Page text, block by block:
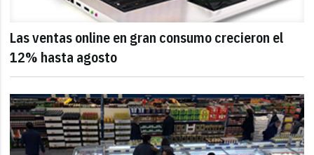
Las ventas online en gran consumo crecieron el
12% hasta agosto